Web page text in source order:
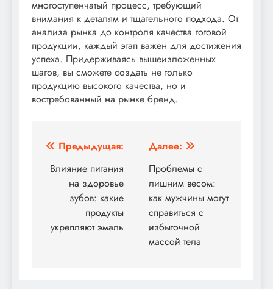
многоступенчатый процесс, требующий
внимания к деталям и тщательного подхода. От
анализа рынка до контроля качества готовой
продукции, каждый этап важен для достижения
успеха. Придерживаясь вышеизложенных
шагов, вы сможете создать не только
продукцию высокого качества, но и
востребованный на рынке бренд.
Навигация
по
записям
Предыдущая:
Влияние питания
на здоровье
зубов: какие
продукты
укрепляют эмаль
Далее:
Проблемы с
лишним весом:
как мужчины могут
справиться с
избыточной
массой тела